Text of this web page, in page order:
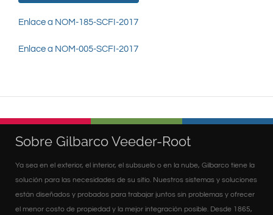
Enlace a NOM-185-SCFI-2017
Enlace a NOM-005-SCFI-2017
Sobre Gilbarco Veeder-Root
Ya sea en el exterior, el interior, el subsuelo o en la nube, Gilbarco tiene la
solución para las necesidades de su sitio. Nuestros sistemas y soluciones
están diseñados y probados para trabajar juntos sin problemas y ofrecer
el menor costo de propiedad y la mejor integración posible. Desde 1865,